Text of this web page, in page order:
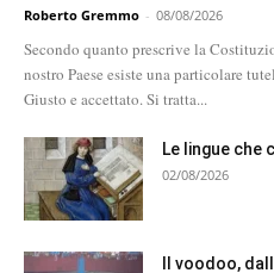
Roberto Gremmo - 08/08/2026
Secondo quanto prescrive la
nostro Paese esiste una particolare
Giusto e accettato. Si tratta...
Le lingue che
02/08/2026
Il voodoo,